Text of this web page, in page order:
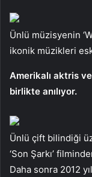
Ünlü müzisyenin
ikonik müzikleri
Amerikalı aktris
birlikte anılıyor.
Ünlü çift bilindiği
‘Son Şarkı’
Daha sonra 2012